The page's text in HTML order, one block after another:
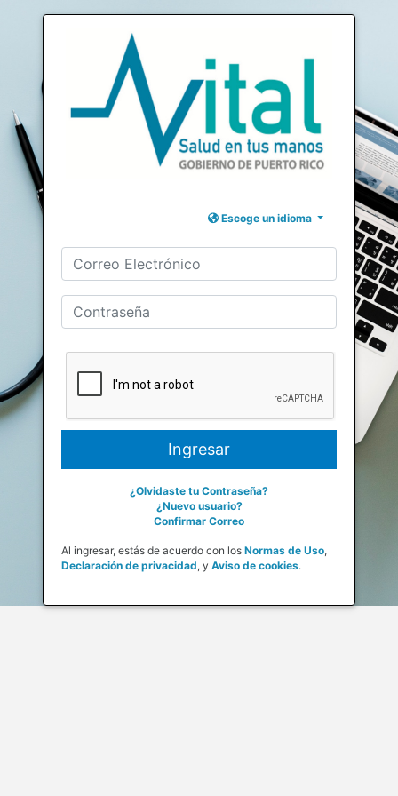
Escoge un idioma
¿Olvidaste tu Contraseña?
¿Nuevo usuario?
Confirmar Correo
Al ingresar, estás de acuerdo con los Normas de Uso,
Declaración de privacidad, y Aviso de cookies.